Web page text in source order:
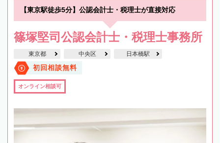
【東京駅徒歩5分】公認会計士・税理士が直接対応
篠塚堅司公認会計士・税理士事務所
東京都 中央区 日本橋駅
初回相談無料
オンライン相談可